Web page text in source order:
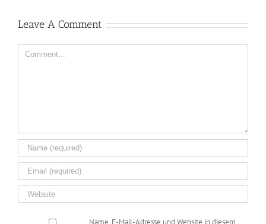
Leave A Comment
Comment
Name, E-Mail-Adresse und Website in diesem